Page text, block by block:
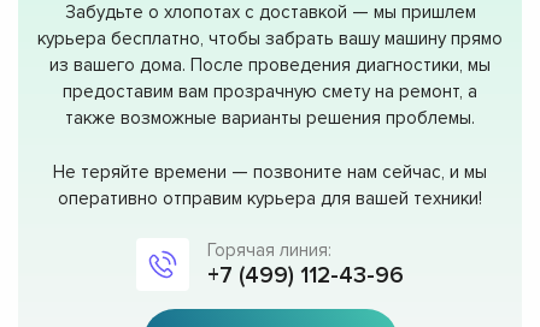
Забудьте о хлопотах с доставкой — мы пришлем
курьера бесплатно, чтобы забрать вашу машину прямо
из вашего дома. После проведения диагностики, мы
предоставим вам прозрачную смету на ремонт, а
также возможные варианты решения проблемы.
Не теряйте времени — позвоните нам сейчас, и мы
оперативно отправим курьера для вашей техники!
Горячая линия:
+7 (499) 112-43-96